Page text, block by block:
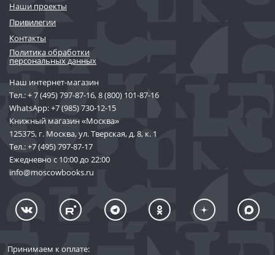
Наши проекты
Привилегии
Контакты
Политика обработки
персональных данных
Наш интернет-магазин
Тел.:+ 7 (495) 797-87-16,8 (800) 101-87-16
WhatsApp:+7 (985) 730-12-15
Книжный магазин «Москва»
125375, г. Москва, ул. Тверская, д. 8, к. 1
Тел.:+7 (495) 797-87-17
Ежедневно с 10:00 до 22:00
info@moscowbooks.ru
Принимаем к оплате: